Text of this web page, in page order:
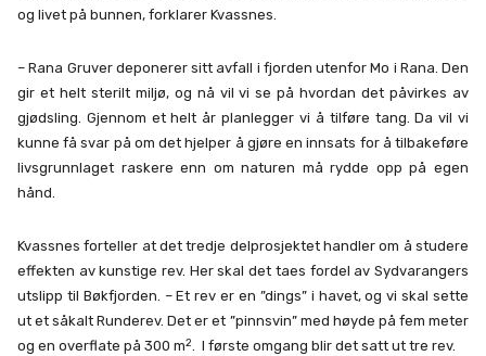
og livet på bunnen, forklarer Kvassnes.
– Rana Gruver deponerer sitt avfall i fjorden utenfor Mo i Rana. Den
gir et helt sterilt miljø, og nå vil vi se på hvordan det påvirkes av
gjødsling. Gjennom et helt år planlegger vi å tilføre tang. Da vil vi
kunne få svar på om det hjelper å gjøre en innsats for å tilbakeføre
livsgrunnlaget raskere enn om naturen må rydde opp på egen
hånd.
Kvassnes forteller at det tredje delprosjektet handler om å studere
effekten av kunstige rev. Her skal det taes fordel av Sydvarangers
utslipp til Bøkfjorden. – Et rev er en ”dings” i havet, og vi skal sette
ut et såkalt Runderev. Det er et ”pinnsvin” med høyde på fem meter
og en overflate på 300 m2. I første omgang blir det satt ut tre rev.